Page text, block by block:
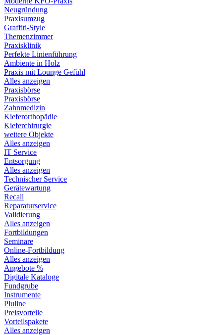
Neugründung
Praxisumzug
Graffiti-Style
Themenzimmer
Praxisklinik
Perfekte Linienführung
Ambiente in Holz
Praxis mit Lounge Gefühl
Alles anzeigen
Praxisbörse
Praxisbörse
Zahnmedizin
Kieferorthopädie
Kieferchirurgie
weitere Objekte
Alles anzeigen
IT Service
Entsorgung
Alles anzeigen
Technischer Service
Gerätewartung
Recall
Reparaturservice
Validierung
Alles anzeigen
Fortbildungen
Seminare
Online-Fortbildung
Alles anzeigen
Angebote %
Digitale Kataloge
Fundgrube
Instrumente
Pluline
Preisvorteile
Vorteilspakete
Alles anzeigen